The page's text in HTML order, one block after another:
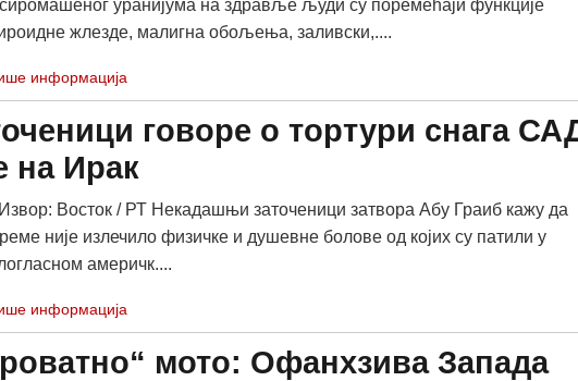
уранијума на здравље људи су поремећаји функције
жлезде, малигна обољења, заливски,....
информација
говоре о тортури снага
на Ирак
Восток / РТ Некадашњи заточеници затвора Абу Граиб кажу да
није излечило физичке и душевне болове од којих су патили у
америчк....
информација
мото: Офанхзива Запада